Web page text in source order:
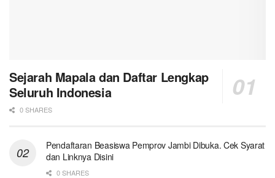
Sejarah Mapala dan Daftar Lengkap
Seluruh Indonesia
0 SHARES
Pendaftaran Beasiswa Pemprov Jambi Dibuka. Cek Syarat
dan Linknya Disini
0 SHARES